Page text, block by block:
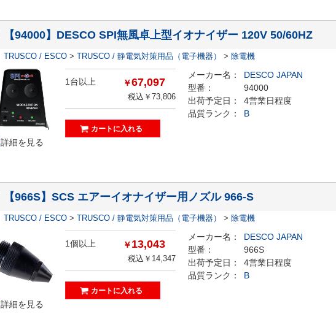
【94000】DESCO SPI無風卓上型イオナイザー 120V 50/60HZ
TRUSCO / ESCO > TRUSCO / 静電気対策用品（電子機器） > 除電機
詳細を見る
1台以上 ￥67,097
税込￥73,806
メーカー名：
DESCO JAPAN
型番：
94000
出荷予定日：
4営業日程度
品質ランク：
B
【966S】SCS エアーイオナイザー用ノズル 966-S
TRUSCO / ESCO > TRUSCO / 静電気対策用品（電子機器） > 除電機
詳細を見る
1個以上 ￥13,043
税込￥14,347
メーカー名：
DESCO JAPAN
型番：
966S
出荷予定日：
4営業日程度
品質ランク：
B